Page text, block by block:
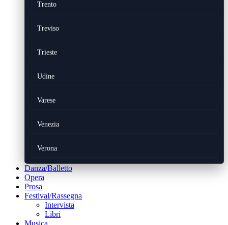
Trento
Treviso
Trieste
Udine
Varese
Venezia
Verona
Danza/Balletto
Opera
Prosa
Festival/Rassegna
Intervista
Libri
Musica